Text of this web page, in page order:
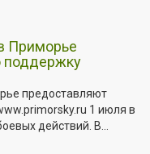
Приморье
поддержку
предоставляют
1 июля в
действий. В...